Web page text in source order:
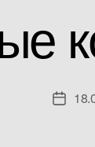
Дата